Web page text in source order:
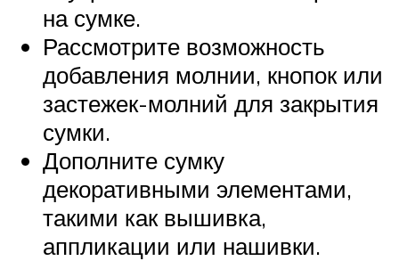
на сумке.
Рассмотрите возможность
добавления молнии, кнопок или
застежек-молний для закрытия
сумки.
Дополните сумку
декоративными элементами,
такими как вышивка,
аппликации или нашивки.